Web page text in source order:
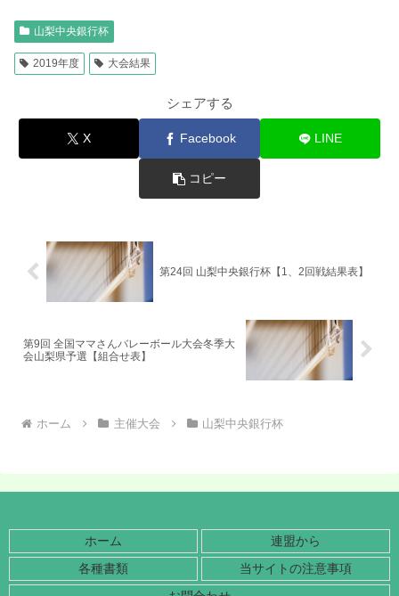
山梨中央銀行杯
2019年度 大会結果
シェアする
X Facebook LINE
コピー
第24回 山梨中央銀行杯【1、2回戦結果表】
第9回 全国ママさんバレーボール大会冬季大
会山梨県予選【組合せ表】
ホーム 主催大会 山梨中央銀行杯
ホーム
連盟から
各種書類
当サイトの注意事項